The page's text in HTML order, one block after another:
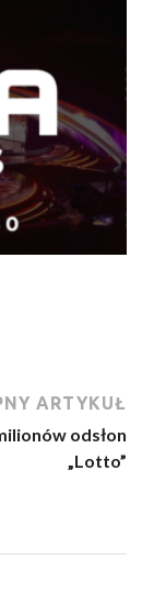
ARTYKUŁ
odsłon
„Lotto”